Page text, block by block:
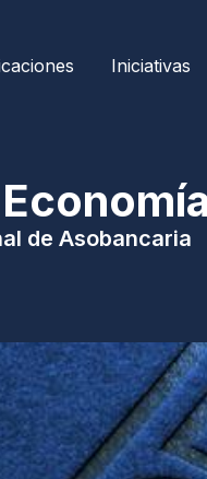
Iniciativas
de Asobancaria